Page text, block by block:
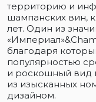
территорию и
шампанских вин,
лет. Один из
благодаря
популярностью
и роскошный вид
из изысканных
дизайном.